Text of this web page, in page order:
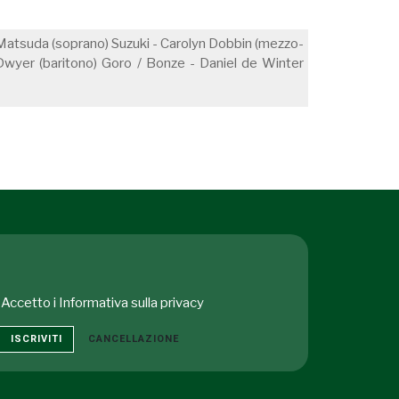
(soprano) Suzuki - Carolyn Dobbin (mezzo-
(baritono) Goro / Bonze - Daniel de Winter
Accetto i Informativa sulla privacy
ISCRIVITI CANCELLAZIONE